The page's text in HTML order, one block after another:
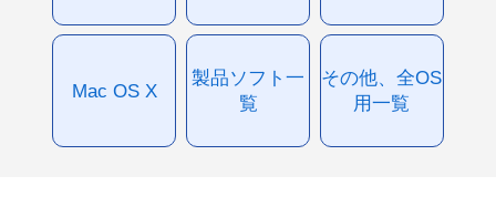
Mac OS X
製品ソフト一
覧
その他、全OS
用一覧